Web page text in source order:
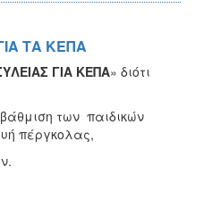
ΤΑ ΚΕΠΑ
ΓΙΑ ΚΕΠΑ» διότι
των παιδικών
πέργκολας,